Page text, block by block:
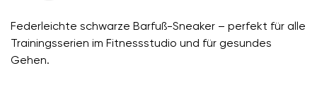
Federleichte schwarze Barfuß-Sneaker – perfekt für alle
Trainingsserien im Fitnessstudio und für gesundes
Gehen.